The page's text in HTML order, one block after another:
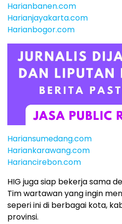
Harianbanen.com
Harianjayakarta.com
Harianbogor.com
Hariansumedang.com
Hariankarawang.com
Hariancirebon.com
HIG juga siap bekerja sama
Tim wartawan yang ingin
seperi ini di berbagai kota,
provinsi.